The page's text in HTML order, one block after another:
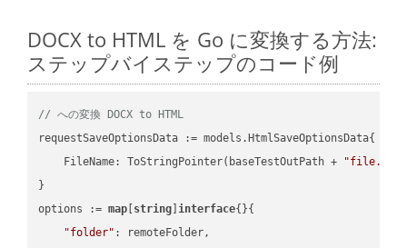
DOCX to HTML を Go に変換する方法:
ステップバイステップのコード例
// への変換 DOCX to HTML
requestSaveOptionsData := models.HtmlSaveOptionsData{
    FileName: ToStringPointer(baseTestOutPath +
}
options := map string ]interface{}{
"folder" : remoteFolder,